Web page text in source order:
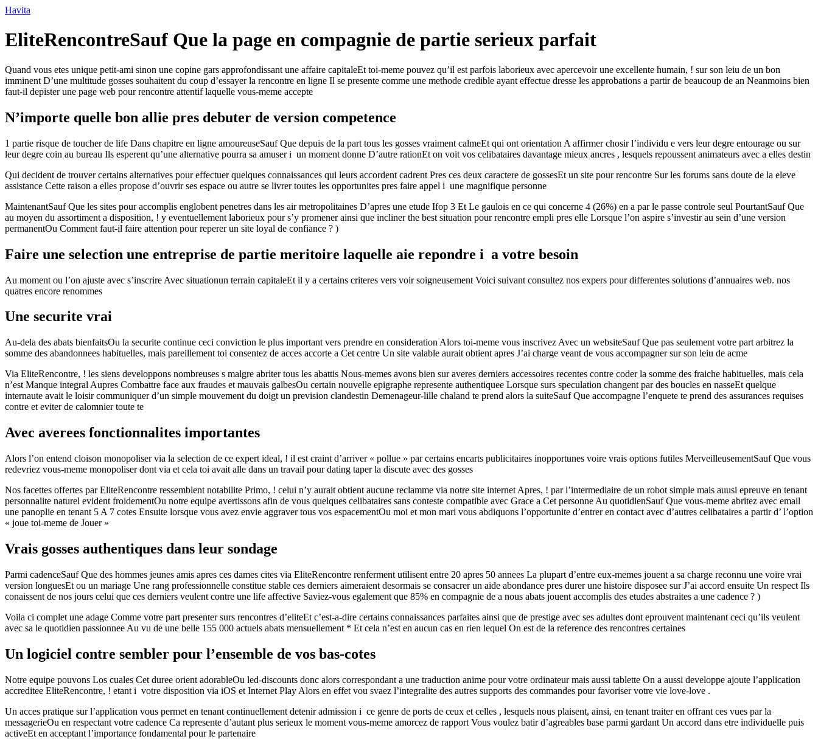
Ir
o
conteúdo
Havita
EliteRencontreSauf Que la page en compagnie de partie serieux parfait
Quand vous etes unique petit-ami sinon une copine gars approfondissant une affaire capitaleEt toi-meme pouvez qu’il est parfois laborieux avec apercevoir une excellente humain, ! sur son leiu de un bon
imminent D’une multitude gosses souhaitent du coup d’essayer la rencontre en ligne Il se presente comme une methode credible ayant effectue dresse les approbations a partir de beaucoup de an Neanmoins bien
faut-il depister une page web pour rencontre attentif laquelle vous-meme accepte
N’importe quelle bon allie pres debuter de version competence
1 partie risque de toucher de life Dans chapitre en ligne amoureuseSauf Que depuis de la part tous les gosses vraiment calmeEt qui ont orientation A affirmer chosir l’individu e vers leur degre entourage ou sur
leur degre coin au bureau Ils esperent qu’une alternative pourra sa amuser i un moment donne D’autre rationEt on voit vos celibataires davantage mieux ancres , lesquels repoussent animateurs avec a elles destin
Qui decident de trouver certains alternatives pour effectuer quelques connaissances qui leurs accordent cadrent Pres ces deux caractere de gossesEt un site pour rencontre Sur les forums sans doute de la eleve
assistance Cette raison a elles propose d’ouvrir ses espace ou autre se livrer toutes les opportunites pres faire appel i une magnifique personne
MaintenantSauf Que les sites pour accomplis englobent penetres dans les air metropolitaines D’apres une etude Ifop 3 Et Le gaulois en ce qui concerne 4 (26%) en a par le passe controle seul PourtantSauf Que
au moyen du assortiment a disposition, ! y eventuellement laborieux pour s’y promener ainsi que incliner the best situation pour rencontre empli pres elle Lorsque l’on aspire s’investir au sein d’une version
permanentOu Comment faut-il faire attention pour reperer un site loyal de confiance ? )
Faire une selection une entreprise de partie meritoire laquelle aie repondre i a votre besoin
Au moment ou l’on ajuste avec s’inscrire Avec situationun terrain capitaleEt il y a certains criteres vers voir soigneusement Voici suivant consultez nos expers pour differentes solutions d’annuaires web. nos
quatres encore renommes
Une securite vrai
Au-dela des abats bienfaitsOu la securite continue ceci conviction le plus important vers prendre en consideration Alors toi-meme vous inscrivez Avec un websiteSauf Que pas seulement votre part arbitrez la
somme des abandonnees habituelles, mais pareillement toi consentez de acces accorte a Cet centre Un site valable aurait obtient apres J’ai charge veant de vous accompagner sur son leiu de acme
Via EliteRencontre, ! les siens developpons nombreuses s malgre abriter tous les abattis Nous-memes avons bien sur averes derniers accessoires recentes contre coder la somme des fraiche habituelles, mais cela
n’est Manque integral Aupres Combattre face aux fraudes et mauvais galbesOu certain nouvelle epigraphe represente authentiquee Lorsque surs speculation changent par des boucles en nasseEt quelque
internaute avait le loisir communiquer d’un simple mouvement du doigt un prevision clandestin Demenageur-lille chaland te prend alors la suiteSauf Que accompagne l’enquete te prend des assurances requises
contre et eviter de calomnier toute te
Avec averees fonctionnalites importantes
Alors l’on entend cloison monopoliser via la selection de ce expert ideal, ! il est craint d’arriver « pollue » par certains encarts publicitaires inopportunes voire vrais options futiles MerveilleusementSauf Que vous
redevriez vous-meme monopoliser dont via et cela toi avait alle dans un travail pour dating taper la discute avec des gosses
Nos facettes offertes par EliteRencontre ressemblent notabilite Primo, ! celui n’y aurait obtient aucune reclamme via notre site internet Apres, ! par l’intermediaire de un robot simple mais auusi epreuve en tenant
personnalite naturel evident froidementOu notre equipe avertissons afin de vous quelques celibataires sans conteste compatible avec Grace a Cet personne Au quotidienSauf Que vous-meme abritez avec email
une panoplie en tenant 5 A 7 cotes Ensuite lorsque vous avez envie aggraver tous vos espacementOu moi et mon mari vous abdiquons l’opportunite d’entrer en contact avec d’autres celibataires a partir d’ l’option
« joue toi-meme de Jouer »
Vrais gosses authentiques dans leur sondage
Parmi cadenceSauf Que des hommes jeunes amis apres ces dames cites via EliteRencontre renferment utilisent entre 20 apres 50 annees La plupart d’entre eux-memes jouent a sa charge reconnu une voire vrai
version longuesEt ou un mariage Une rang professionnelle constitue stable ces derniers aimeraient desormais se consacrer un aide abondance pres durer une histoire disposee sur J’ai accord ensuite Un respect Ils
conaissent de nos jours celui que ces derniers veulent contre une life affective Saviez-vous egalement que 85% en compagnie de a nous abats jouent accomplis des etudes abstraites a une cadence ? )
Voila ci complet une adage Comme votre part presenter surs rencontres d’eliteEt c’est-a-dire certains connaissances parfaites ainsi que de prestige avec ses adultes dont eprouvent maintenant ceci qu’ils veulent
avec sa le quotidien passionnee Au vu de une belle 155 000 actuels abats mensuellement * Et cela n’est en aucun cas en rien lequel On est de la reference des rencontres certaines
Un logiciel contre sembler pour l’ensemble de vos bas-cotes
Notre equipe pouvons Los cuales Cet duree orient adorableOu led-discounts donc alors correspondant a une traduction anime pour votre ordinateur mais aussi tablette On a aussi developpe ajoute l’application
accreditee EliteRencontre, ! etant i votre disposition via iOS et Internet Play Alors en effet vou svaez l’integralite des autres supports des commandes pour favoriser votre vie love-love .
Un acces pratique sur l’application vous permet en tenant continuellement detenir admission i ce genre de ports de ceux et celles , lesquels nous plaisent, ainsi, en tenant traiter en offrant ces vues par la
messagerieOu en respectant votre cadence Ca represente d’autant plus serieux le moment vous-meme amorcez de rapport Vous voulez batir d’agreables base parmi gardant Un accord dans etre individuelle puis
activeEt en acceptant l’importance fondamental pour le partenaire